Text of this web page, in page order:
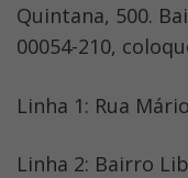
Quintana, 500.
00054-210,
Linha 1: Rua
Linha 2: Bairro